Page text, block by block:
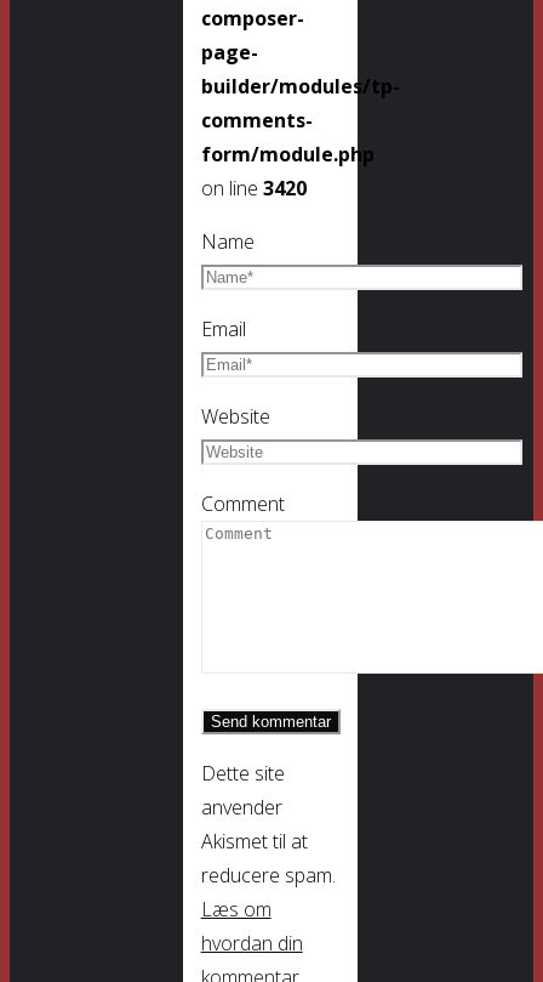
composer-
page-
builder/modules/tp-
comments-
form/module.php
on line 3420
Name
Email
Website
Comment
Dette site
anvender
Akismet til at
reducere spam.
Læs om
hvordan din
kommentar